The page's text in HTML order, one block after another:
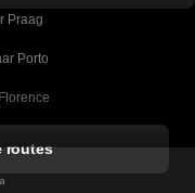
Praag
Porto
routes